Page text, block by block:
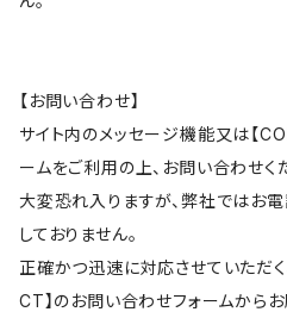
【お問い合わせ】
サイト内のメッセージ機能又は【
ームをご利用の上、お問い合わせく
大変恐れ入りますが、弊社ではお
しておりません。
正確かつ迅速に対応させていただ
CT】のお問い合わせフォームから